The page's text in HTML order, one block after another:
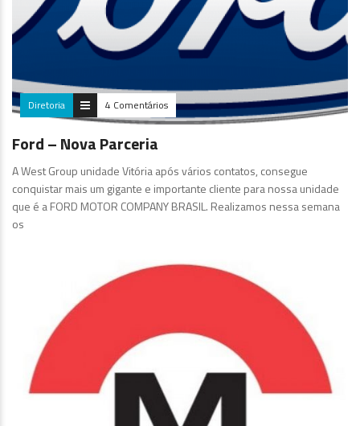
Diretoria 4 Comentários
Ford – Nova Parceria
A West Group unidade Vitória após vários contatos, consegue
conquistar mais um gigante e importante cliente para nossa unidade
que é a FORD MOTOR COMPANY BRASIL. Realizamos nessa semana
os